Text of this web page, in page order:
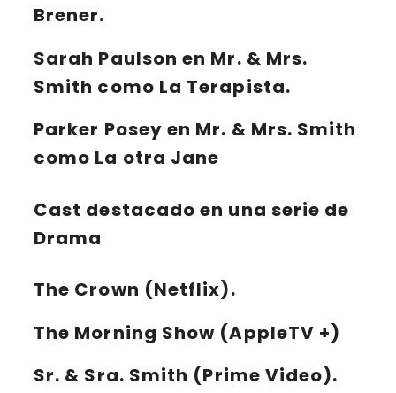
Brener.
Sarah Paulson en Mr. & Mrs.
Smith como La Terapista.
Parker Posey en Mr. & Mrs. Smith
como La otra Jane
Cast destacado en una serie de
Drama
The Crown (Netflix).
The Morning Show (AppleTV +)
Sr. & Sra. Smith (Prime Video).